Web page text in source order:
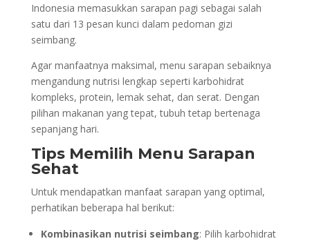
Indonesia memasukkan sarapan pagi sebagai salah
satu dari 13 pesan kunci dalam pedoman gizi
seimbang.
Agar manfaatnya maksimal, menu sarapan sebaiknya
mengandung nutrisi lengkap seperti karbohidrat
kompleks, protein, lemak sehat, dan serat. Dengan
pilihan makanan yang tepat, tubuh tetap bertenaga
sepanjang hari.
Tips Memilih Menu Sarapan
Sehat
Untuk mendapatkan manfaat sarapan yang optimal,
perhatikan beberapa hal berikut:
Kombinasikan nutrisi seimbang: Pilih karbohidrat